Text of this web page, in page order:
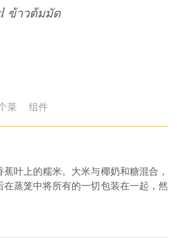
ข้าวต้มมัด
菜 组件
叶上的糯米。大米与椰奶和糖混合，
在蒸笼中将所有的一切包装在一起，然